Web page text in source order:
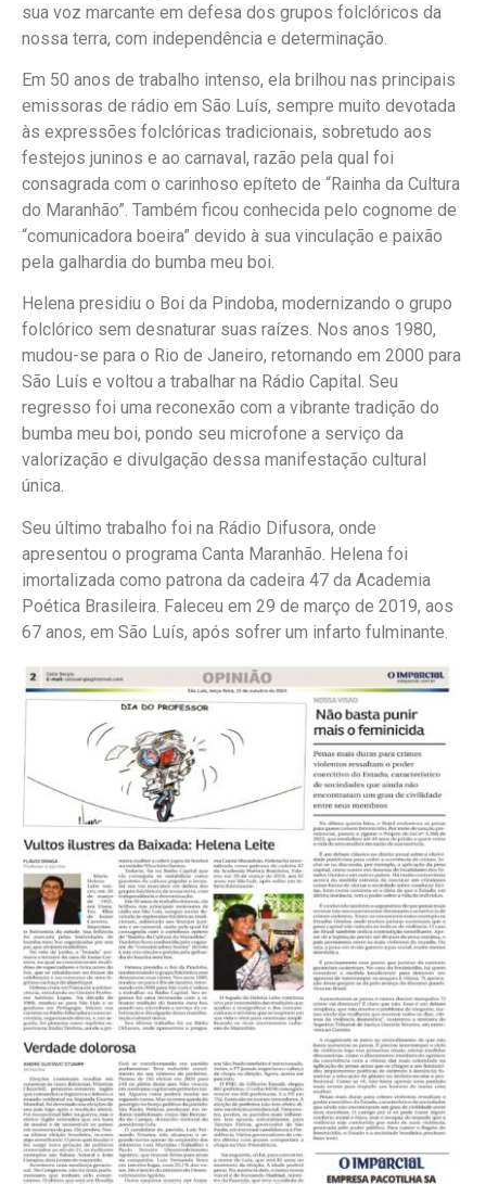
sua voz marcante em defesa dos grupos folclóricos da
nossa terra, com independência e determinação.
Em 50 anos de trabalho intenso, ela brilhou nas principais
emissoras de rádio em São Luís, sempre muito devotada
às expressões folclóricas tradicionais, sobretudo aos
festejos juninos e ao carnaval, razão pela qual foi
consagrada com o carinhoso epíteto de “Rainha da Cultura
do Maranhão”. Também ficou conhecida pelo cognome de
“comunicadora boeira” devido à sua vinculação e paixão
pela galhardia do bumba meu boi.
Helena presidiu o Boi da Pindoba, modernizando o grupo
folclórico sem desnaturar suas raízes. Nos anos 1980,
mudou-se para o Rio de Janeiro, retornando em 2000 para
São Luís e voltou a trabalhar na Rádio Capital. Seu
regresso foi uma reconexão com a vibrante tradição do
bumba meu boi, pondo seu microfone a serviço da
valorização e divulgação dessa manifestação cultural
única.
Seu último trabalho foi na Rádio Difusora, onde
apresentou o programa Canta Maranhão. Helena foi
imortalizada como patrona da cadeira 47 da Academia
Poética Brasileira. Faleceu em 29 de março de 2019, aos
67 anos, em São Luís, após sofrer um infarto fulminante.